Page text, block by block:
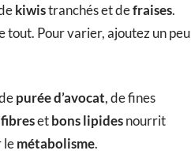
kiwistranchés et defraises.
tout. Pour varier, ajoutez un peu
purée d’avocat, de fines
fibresetbons lipidesnourrit
lemétabolisme.